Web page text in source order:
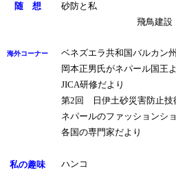
随 想
砂防と私
飛鳥建
海外コーナー
ベネズエラ共和国バルカン
岡本正男氏がネパール国王
JICA研修だより
第2回 日伊土砂災害防止技
ネパールのファッションシ
各国の専門家だより
私の趣味 ハンコ